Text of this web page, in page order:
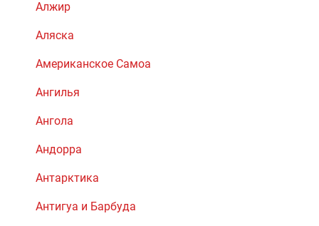
Алжир
Аляска
Американское Самоа
Ангилья
Ангола
Андорра
Антарктика
Антигуа и Барбуда